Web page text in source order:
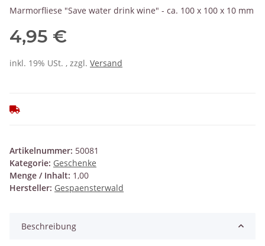
Marmorfliese "Save water drink wine" - ca. 100 x 100 x 10 mm
4,95 €
inkl. 19% USt. , zzgl. Versand
Artikelnummer: 50081
Kategorie: Geschenke
Menge / Inhalt: 1,00
Hersteller: Gespaensterwald
Beschreibung